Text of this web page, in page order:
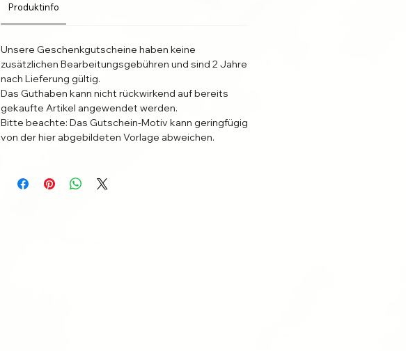
Produktinfo
Unsere Geschenkgutscheine haben keine
zusätzlichen Bearbeitungsgebühren und sind 2 Jahre
nach Lieferung gültig.
Das Guthaben kann nicht rückwirkend auf bereits
gekaufte Artikel angewendet werden.
Bitte beachte: Das Gutschein-Motiv kann geringfügig
von der hier abgebildeten Vorlage abweichen.